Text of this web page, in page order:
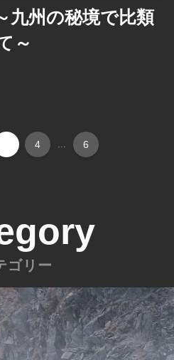
九州の秘境で比類
～
4 ... 6
ゴリー